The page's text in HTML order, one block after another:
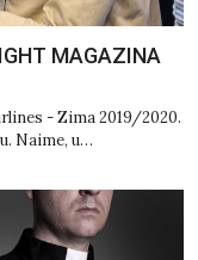
MAGAZINA
- Zima 2019/2020.
Naime, u…